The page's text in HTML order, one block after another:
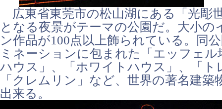
広東省東莞市の松山湖にある「光彫
となる夜景がテーマの公園だ。大小の
ン作品が100点以上飾られている。同
ミネーションに包まれた「エッフェル
ハウス」、「ホワイトハウス」、「ト
「クレムリン」など、世界の著名建築
出来る。